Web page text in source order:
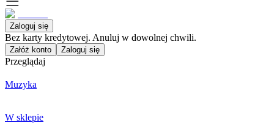
Zaloguj się
Bez karty kredytowej. Anuluj w dowolnej chwili.
Załóż konto Zaloguj się
Przeglądaj
Muzyka
W sklepie